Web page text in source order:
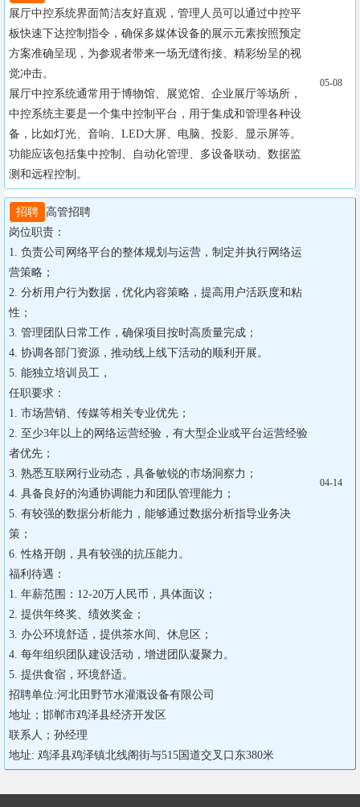
展厅中控系统界面简洁友好直观，管理人员可以通过中控平
板快速下达控制指令，确保多媒体设备的展示元素按照预定
方案准确呈现，为参观者带来一场无缝衔接、精彩纷呈的视
觉冲击。
展厅中控系统通常用于博物馆、展览馆、企业展厅等场所，
中控系统主要是一个集中控制平台，用于集成和管理各种设
备，比如灯光、音响、LED大屏、电脑、投影、显示屏等。
功能应该包括集中控制、自动化管理、多设备联动、数据监
测和远程控制。
05-08
招聘 高管招聘
岗位职责：
1. 负责公司网络平台的整体规划与运营，制定并执行网络运
营策略；
2. 分析用户行为数据，优化内容策略，提高用户活跃度和粘
性；
3. 管理团队日常工作，确保项目按时高质量完成；
4. 协调各部门资源，推动线上线下活动的顺利开展。
5. 能独立培训员工，
任职要求：
1. 市场营销、传媒等相关专业优先；
2. 至少3年以上的网络运营经验，有大型企业或平台运营经验
者优先；
3. 熟悉互联网行业动态，具备敏锐的市场洞察力；
4. 具备良好的沟通协调能力和团队管理能力；
5. 有较强的数据分析能力，能够通过数据分析指导业务决
策；
6. 性格开朗，具有较强的抗压能力。
福利待遇：
1. 年薪范围：12-20万人民币，具体面议；
2. 提供年终奖、绩效奖金；
3. 办公环境舒适，提供茶水间、休息区；
4. 每年组织团队建设活动，增进团队凝聚力。
5. 提供食宿，环境舒适。
招聘单位:河北田野节水灌溉设备有限公司
地址；邯郸市鸡泽县经济开发区
联系人；孙经理
地址: 鸡泽县鸡泽镇北线阁街与515国道交叉口东380米
04-14